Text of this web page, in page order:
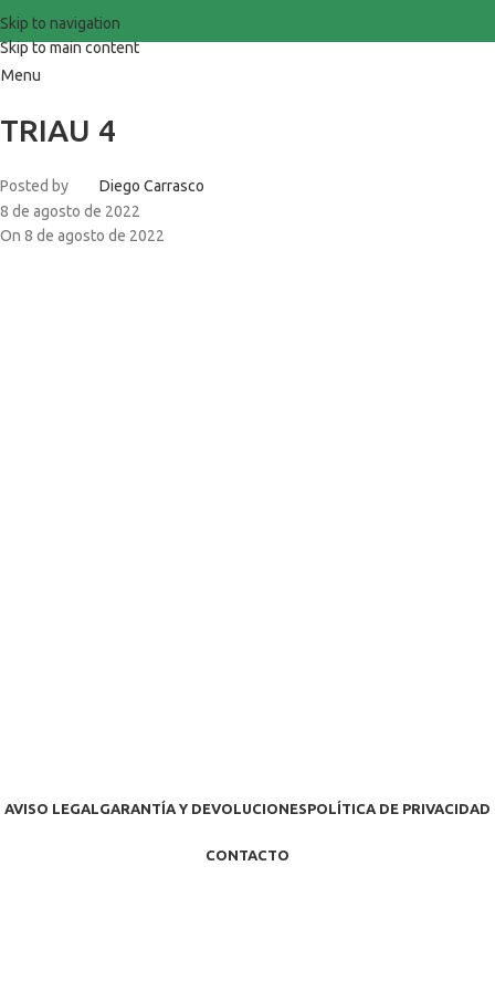
Skip to navigation
Skip to main content
Menu
TRIAU 4
Posted by
Diego Carrasco
8 de agosto de 2022
On 8 de agosto de 2022
AVISO LEGALGARANTÍA Y DEVOLUCIONESPOLÍTICA DE PRIVACIDAD
CONTACTO